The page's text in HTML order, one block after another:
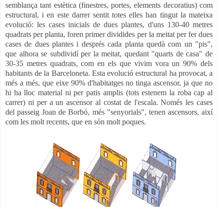
semblança tant estètica (finestres, portes, elements decoratius) com
estructural, i en este darrer sentit totes elles han tingut la mateixa
evolució: les cases inicials de dues plantes, d'uns 130-40 metres
quadrats per planta, foren primer dividides per la meitat per fer dues
cases de dues plantes i després cada planta quedà com un "pis",
que alhora se subdividí per la meitat, quedant "quarts de casa" de
30-35 metres quadrats, com en els que vivim vora un 90% dels
habitants de la Barceloneta. Esta evolució estructural ha provocat, a
més a més, que eixe 90% d'habitatges no tinga ascensor, ja que no
hi ha lloc material ni per patis amplis (tots estenem la roba cap al
carrer) ni per a un ascensor al costat de l'escala. Només les cases
del passeig Joan de Borbó, més "senyorials", tenen ascensors, així
com les molt recents, que en són molt poques.